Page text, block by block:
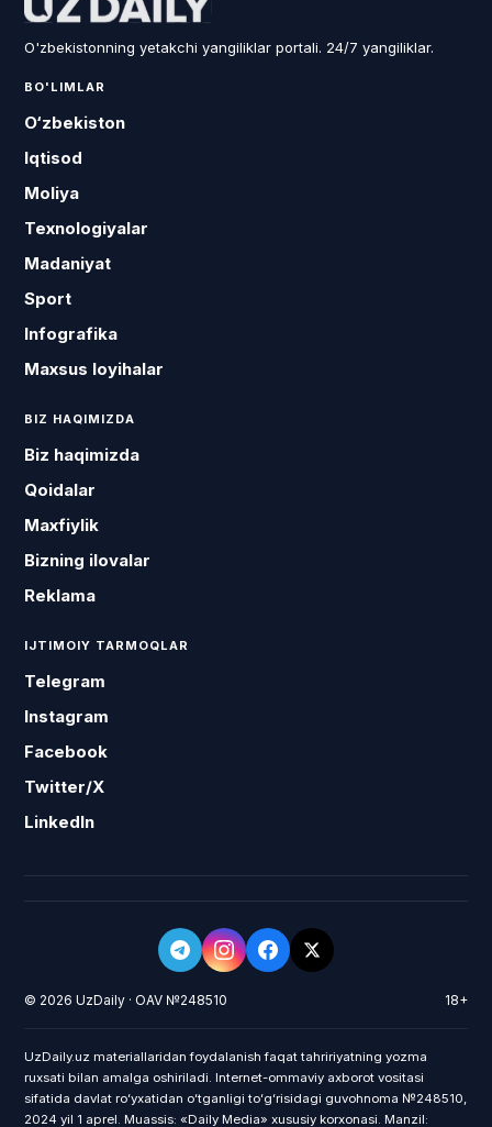
O'zbekistonning yetakchi yangiliklar portali. 24/7 yangiliklar.
BO'LIMLAR
O‘zbekiston
Iqtisod
Moliya
Texnologiyalar
Madaniyat
Sport
Infografika
Maxsus loyihalar
BIZ HAQIMIZDA
Biz haqimizda
Qoidalar
Maxfiylik
Bizning ilovalar
Reklama
IJTIMOIY TARMOQLAR
Telegram
Instagram
Facebook
Twitter/X
LinkedIn
© 2026 UzDaily · OAV №248510 18+
UzDaily.uz materiallaridan foydalanish faqat tahririyatning yozma
ruxsati bilan amalga oshiriladi. Internet-ommaviy axborot vositasi
sifatida davlat roʻyxatidan oʻtganligi toʻgʻrisidagi guvohnoma №248510,
2024 yil 1 aprel. Muassis: «Daily Media» xususiy korxonasi. Manzil: